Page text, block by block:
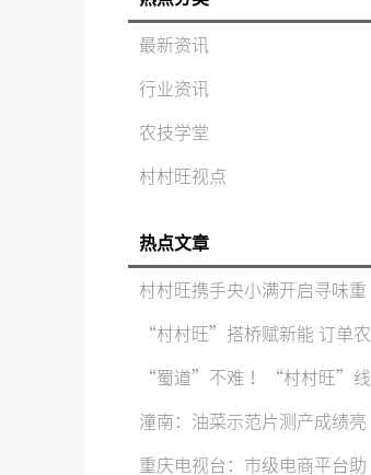
最新资讯
行业资讯
农技学堂
村村旺视点
热点文章
村村旺携手央小满开启寻味重
“村村旺”搭桥赋新能 订单农
“蜀道”不难 ！“村村旺”线
上“
潼南：油菜示范片测产成绩亮
重庆电视台：市级电商平台助